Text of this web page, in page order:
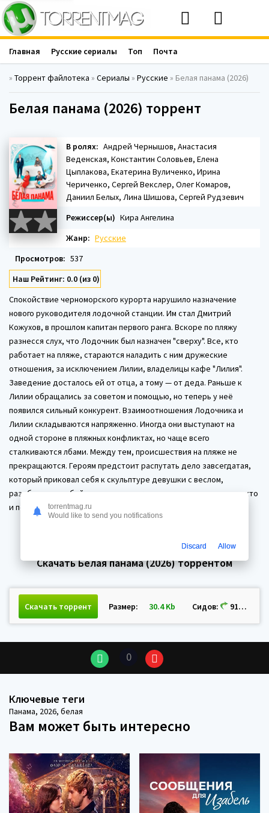
» Торрент файлотека » Сериалы » Русские » Белая панама (2026)
Белая панама (2026) торрент
В ролях: Андрей Чернышов, Анастасия
Веденская, Константин Соловьев, Елена
Цыплакова, Екатерина Вуличенко, Ирина
Чериченко, Сергей Векслер, Олег Комаров,
Даниил Белых, Лина Шишова, Сергей Рудзевич
Режиссер(ы) Кира Ангелина
Жанр: Русские
Просмотров: 537
Наш Рейтинг: 0.0 (из 0)
Спокойствие черноморского курорта нарушило назначение
нового руководителя лодочной станции. Им стал Дмитрий
Кожухов, в прошлом капитан первого ранга. Вскоре по пляжу
разнесся слух, что Лодочник был назначен "сверху". Все, кто
работает на пляже, стараются наладить с ним дружеские
отношения, за исключением Лилии, владелицы кафе "Лилия".
Заведение досталось ей от отца, а тому — от деда. Раньше к
Лилии обращались за советом и помощью, но теперь у неё
появился сильный конкурент. Взаимоотношения Лодочника и
Лилии складываются напряженно. Иногда они выступают на
одной стороне в пляжных конфликтах, но чаще всего
сталкиваются лбами. Между тем, происшествия на пляже не
прекращаются. Героям предстоит распутать дело завсегдатая,
который приковал себя к скульптуре девушки с веслом,
разобраться в убийстве местного кладоискателя и выяснить, кто
и почему шантажирует Лилию...
Скачать Белая панама (2026) торрентом
Скачать торрент Размер: 30.4 Kb Сидов: 919 Пиров:
0
Ключевые теги
Панама, 2026, белая
Вам может быть интересно
Главная Русские сериалы Топ Почта
torrentmag.ru
Would like to send you notifications
Discard Allow